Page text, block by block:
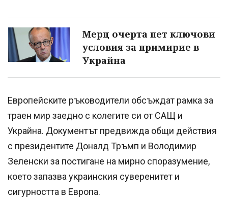
Мерц очерта пет ключови
условия за примирие в
Украйна
Европейските ръководители обсъждат рамка за
траен мир заедно с колегите си от САЩ и
Украйна. Документът предвижда общи действия
с президентите Доналд Тръмп и Володимир
Зеленски за постигане на мирно споразумение,
което запазва украинския суверенитет и
сигурността в Европа.